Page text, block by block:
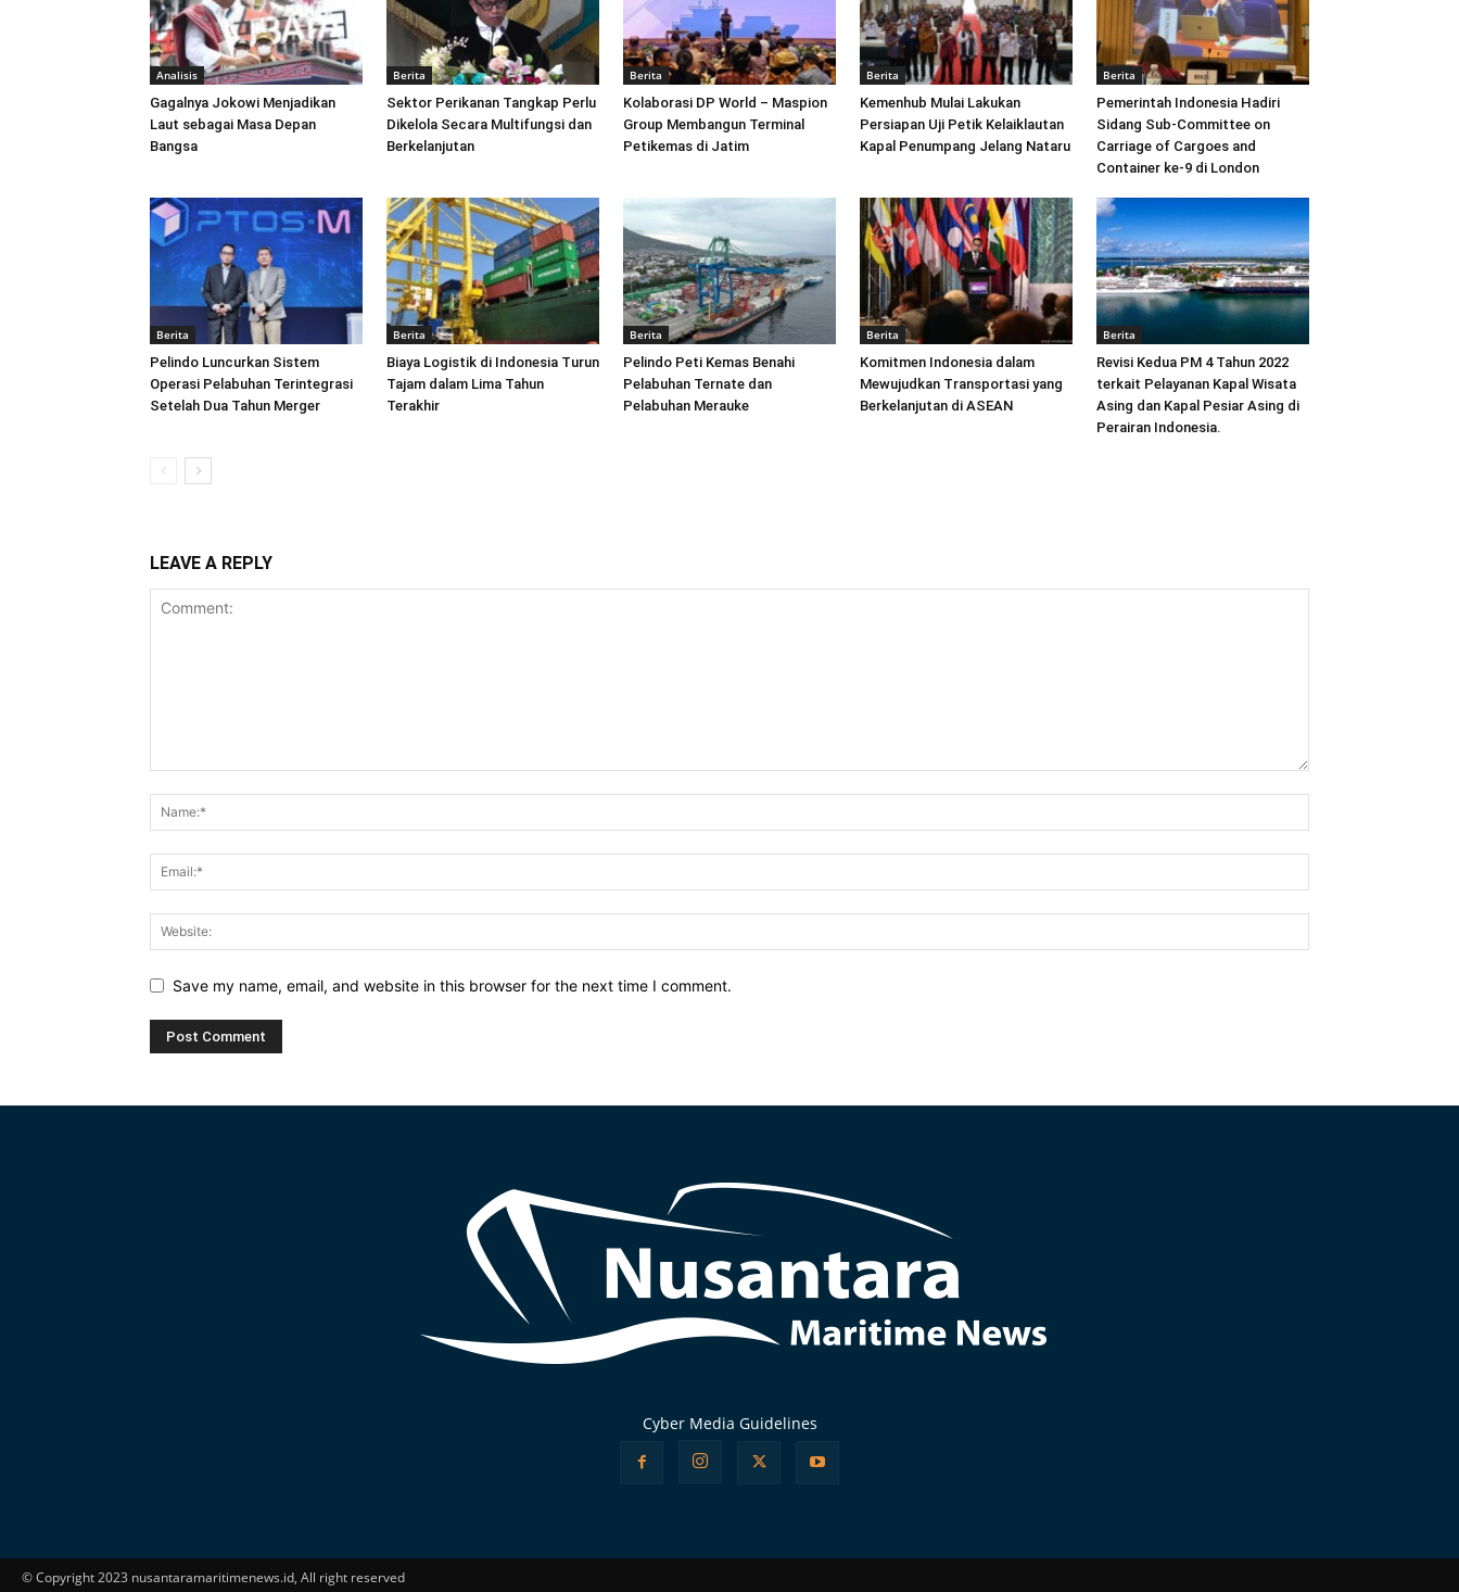
Analisis
Gagalnya Jokowi Menjadikan
Laut sebagai Masa Depan
Bangsa
Berita
Sektor Perikanan Tangkap Perlu
Dikelola Secara Multifungsi dan
Berkelanjutan
Berita
Kolaborasi DP World – Maspion
Group Membangun Terminal
Petikemas di Jatim
Berita
Kemenhub Mulai Lakukan
Persiapan Uji Petik Kelaiklautan
Kapal Penumpang Jelang Nataru
Berita
Pemerintah Indonesia Hadiri
Sidang Sub-Committee on
Carriage of Cargoes and
Container ke-9 di London
Berita
Pelindo Luncurkan Sistem
Operasi Pelabuhan Terintegrasi
Setelah Dua Tahun Merger
Berita
Biaya Logistik di Indonesia Turun
Tajam dalam Lima Tahun
Terakhir
Berita
Pelindo Peti Kemas Benahi
Pelabuhan Ternate dan
Pelabuhan Merauke
Berita
Komitmen Indonesia dalam
Mewujudkan Transportasi yang
Berkelanjutan di ASEAN
Berita
Revisi Kedua PM 4 Tahun 2022
terkait Pelayanan Kapal Wisata
Asing dan Kapal Pesiar Asing di
Perairan Indonesia.
LEAVE A REPLY
Save my name, email, and website in this browser for the next time I comment.
Cyber Media Guidelines
© Copyright 2023 nusantaramaritimenews.id, All right reserved